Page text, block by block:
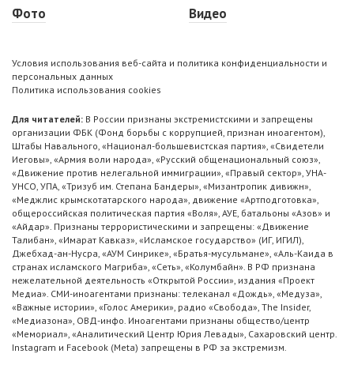
Фото
Видео
Условия использования веб-сайта и политика конфиденциальности и
персональных данных
Политика использования cookies
Для читателей: В России признаны экстремистскими и запрещены
организации ФБК (Фонд борьбы с коррупцией, признан иноагентом),
Штабы Навального, «Национал-большевистская партия», «Свидетели
Иеговы», «Армия воли народа», «Русский общенациональный союз»,
«Движение против нелегальной иммиграции», «Правый сектор», УНА-
УНСО, УПА, «Тризуб им. Степана Бандеры», «Мизантропик дивижн»,
«Меджлис крымскотатарского народа», движение «Артподготовка»,
общероссийская политическая партия «Воля», АУЕ, батальоны «Азов» и
«Айдар». Признаны террористическими и запрещены: «Движение
Талибан», «Имарат Кавказ», «Исламское государство» (ИГ, ИГИЛ),
Джебхад-ан-Нусра, «АУМ Синрике», «Братья-мусульмане», «Аль-Каида в
странах исламского Магриба», «Сеть», «Колумбайн». В РФ признана
нежелательной деятельность «Открытой России», издания «Проект
Медиа». СМИ-иноагентами признаны: телеканал «Дождь», «Медуза»,
«Важные истории», «Голос Америки», радио «Свобода», The Insider,
«Медиазона», ОВД-инфо. Иноагентами признаны общество/центр
«Мемориал», «Аналитический Центр Юрия Левады», Сахаровский центр.
Instagram и Facebook (Metа) запрещены в РФ за экстремизм.